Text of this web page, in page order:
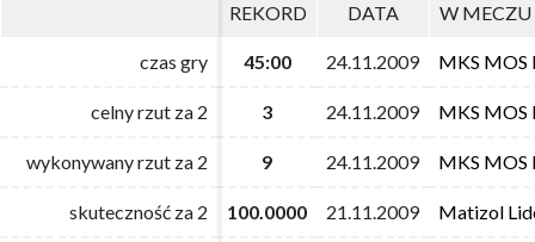
REKORD DATA W MECZU
czas gry 45:00 24.11.2009 MKS MOS
celny rzut za 2 3 24.11.2009 MKS MOS
wykonywany rzut za 2 9 24.11.2009 MKS MOS
skuteczność za 2 100.0000 21.11.2009 Matizol
REKORD DATA W MECZU
czas gry 45:00 24.11.2009 MKS MOS
celny rzut za 2 3 24.11.2009 MKS MOS
wykonywany rzut za 2 9 24.11.2009 MKS MOS
skuteczność za 2 100.0000 21.11.2009 Matizol